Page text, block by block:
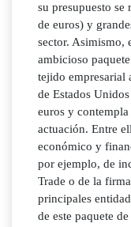
su presupuesto
de euros) y
sector. Asimismo,
ambicioso
tejido empresarial
de Estados
euros y
actuación. Entre
económico y
por ejemplo, de
Trade o de la
principales
de este paquete